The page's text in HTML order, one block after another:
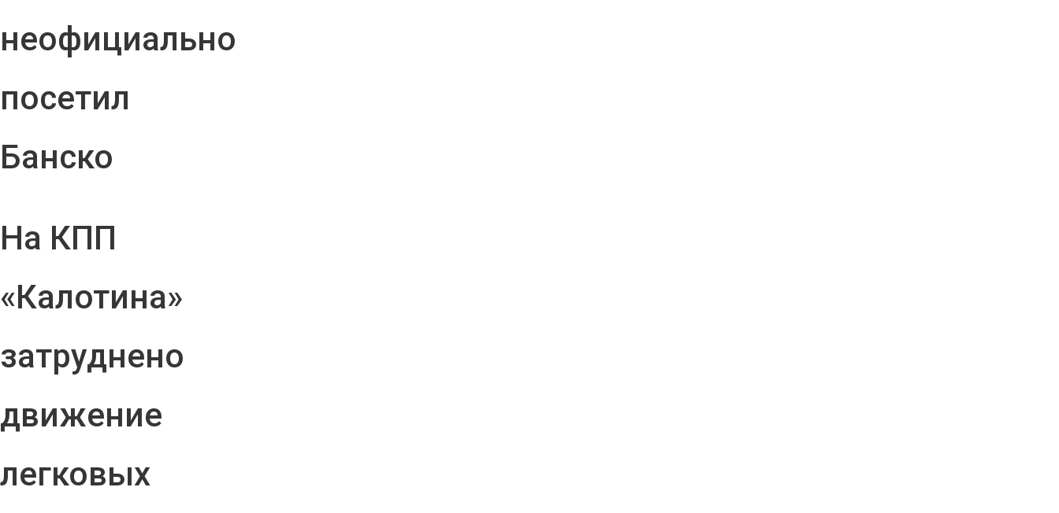
неофициально
посетил
Банско
На КПП
«Калотина»
затруднено
движение
легковых